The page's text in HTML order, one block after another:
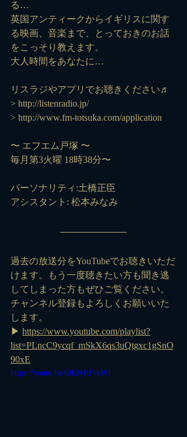
る…
英国アンティークからイギリスに関す
る映画、音楽まで、とっておきのお話
をこっそり教えます。
大人時間をあなたに…
リスラジやアプリでお聴きください♬
> http://listenradio.jp/
> http://www.fm-totsuka.com/application
〜 エフエム戸塚 〜
毎月第3火曜 18時38分〜
パーソナリティ:土橋正臣
アシスタント: 松本みなみ
過去の放送分をYouTubeでお聴きいただ
けます。もう一度聴きたい方も聞き逃
してしまった方もぜひご覧ください。
チャンネル登録もよろしくお願いいた
します。
▶ https://www.youtube.com/playlist?
list=PLncC9ycqf_mSkX6qs3uQtgxc1gSnO
90xE
https://youtu.be/6Jk3yRF-kWI